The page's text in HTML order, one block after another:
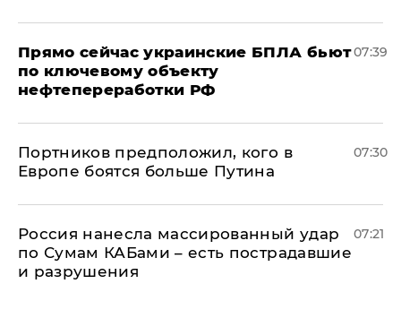
Прямо сейчас украинские БПЛА бьют
по ключевому объекту
нефтепереработки РФ
07:39
Портников предположил, кого в
Европе боятся больше Путина
07:30
Россия нанесла массированный удар
по Сумам КАБами – есть пострадавшие
и разрушения
07:21